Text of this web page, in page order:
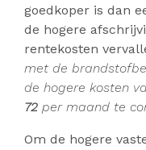
goedkoper is dan
de hogere
rentekosten
met de
de hogere kosten
72 per maand te
Om de hogere